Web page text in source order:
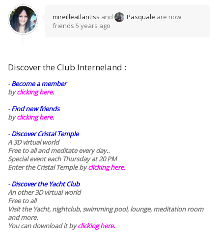
mireilleatlantiss and Pasquale are now
friends 5 years ago
Discover the Club Interneland :
-Become a member
byclicking here.
-Find new friends
byclicking here.
-Discover Cristal Temple
A 3D virtual world
Free to all and meditate every day..
Special event each Thursday at 20 PM
Enter the Cristal Temple byclicking here.
-Discover the Yacht Club
An other 3D virtual world
Free to all
Visit the Yacht, nightclub, swimming pool, lounge, meditation room
and more.
You can download it byclicking here.